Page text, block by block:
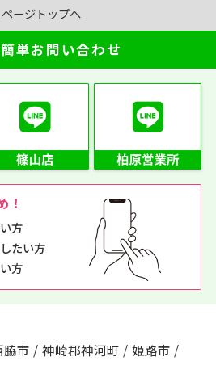
ページトップへ
単お問い合わせ
！
方
たい方
方
脇市 / 神崎郡神河町 / 姫路市 /